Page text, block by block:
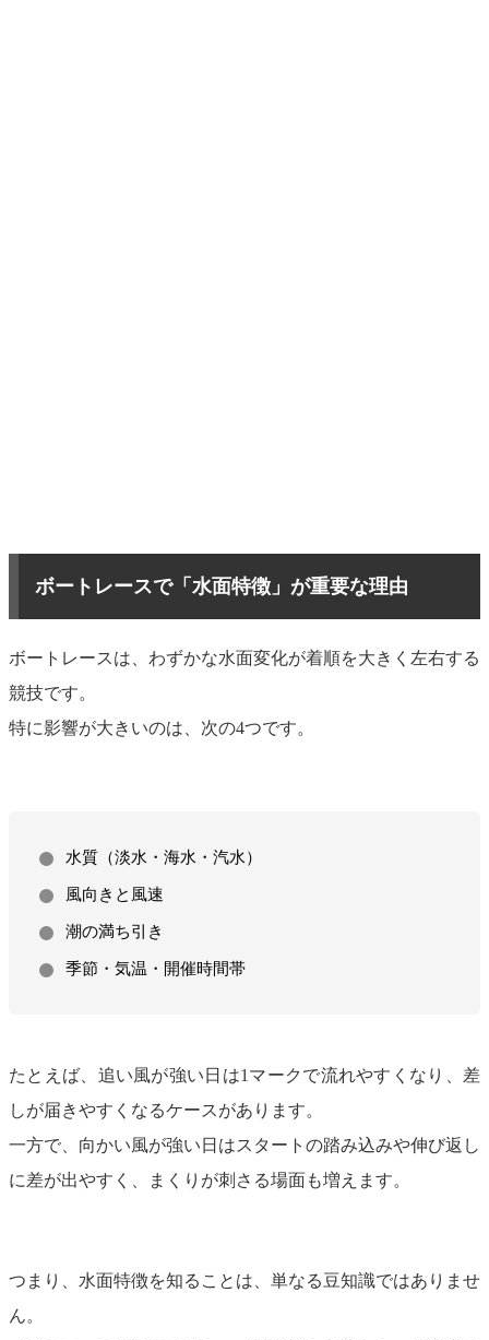
ボートレースで「水面特徴」が重要な理由
ボートレースは、わずかな水面変化が着順を大きく左右する
競技です。
特に影響が大きいのは、次の4つです。
水質（淡水・海水・汽水）
風向きと風速
潮の満ち引き
季節・気温・開催時間帯
たとえば、追い風が強い日は1マークで流れやすくなり、差
しが届きやすくなるケースがあります。
一方で、向かい風が強い日はスタートの踏み込みや伸び返し
に差が出やすく、まくりが刺さる場面も増えます。
つまり、水面特徴を知ることは、単なる豆知識ではありませ
ん。